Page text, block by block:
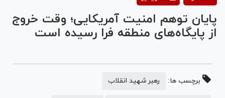
Video
پایان توهم امنیت آمریکایی؛ وقت خروج
از پایگاه‌های منطقه فرا رسیده است
برچسب ها: رهبر شهید انقلاب